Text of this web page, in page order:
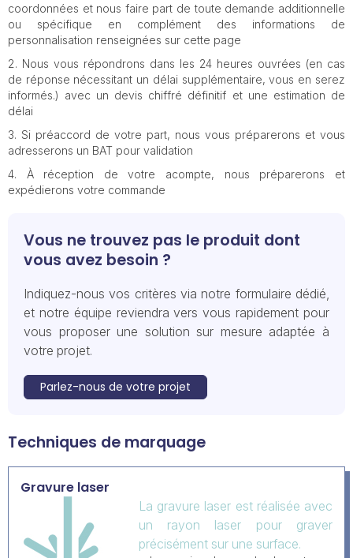
coordonnées et nous faire part de toute demande additionnelle
ou spécifique en complément des informations de
personnalisation renseignées sur cette page
Nous vous répondrons dans les 24 heures ouvrées (en cas
de réponse nécessitant un délai supplémentaire, vous en serez
informés.) avec un devis chiffré définitif et une estimation de
délai
Si préaccord de votre part, nous vous préparerons et vous
adresserons un BAT pour validation
À réception de votre acompte, nous préparerons et
expédierons votre commande
Vous ne trouvez pas le produit dont
vous avez besoin ?
Indiquez-nous vos critères via notre formulaire dédié,
et notre équipe reviendra vers vous rapidement pour
vous proposer une solution sur mesure adaptée à
votre projet.
Parlez-nous de votre projet
Techniques de marquage
Gravure laser
La gravure laser est réalisée avec
un rayon laser pour graver
précisément sur une surface.